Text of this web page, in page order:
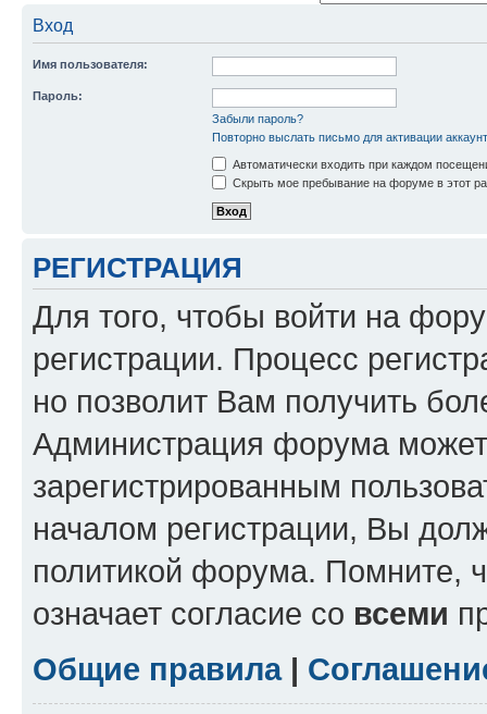
Вход
Имя пользователя:
Пароль:
Забыли пароль?
Повторно выслать письмо для активации
Автоматически входить при каждом
Скрыть мое пребывание на форуме в этот
РЕГИСТРАЦИЯ
Для того, чтобы войти на
регистрации. Процесс
но позволит Вам получить
Администрация форума может
зарегистрированным
началом регистрации, Вы
политикой форума. Помните,
означает согласие со всеми
Общие правила|